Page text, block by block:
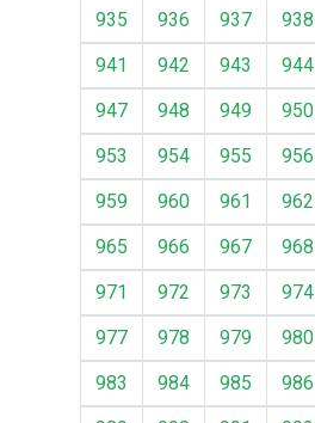
935
936 937 938
941
942 943 944
947
948 949 950
953
954 955 956
959
960 961 962
965
966 967 968
971
972 973 974
977
978 979 980
983
984 985 986